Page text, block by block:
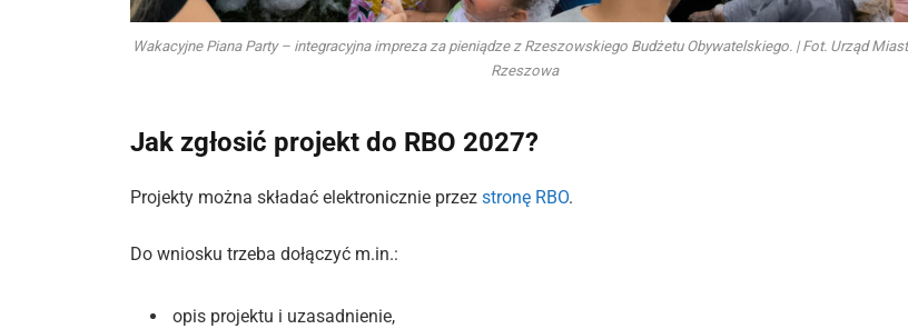
Wakacyjne Piana Party – integracyjna impreza za pieniądze z Rzeszowskiego Budżetu Obywatelskiego. | Fot. Urząd
Rzeszowa
Jak zgłosić projekt do RBO 2027?
Projekty można składać elektronicznie przezstronę RBO.
Do wniosku trzeba dołączyć m.in.:
opis projektu i uzasadnienie,